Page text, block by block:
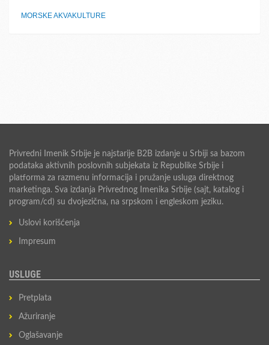
MORSKE AKVAKULTURE
Privredni Imenik Srbije je najstarije B2B izdanje u Srbiji sa bazom
podataka aktivnih poslovnih subjekata iz Republike Srbije i
platforma za razmenu informacija i pružanje usluga direktnog
marketinga. Sva izdanja Privrednog Imenika Srbije (sajt, katalog i
program/cd) su dvojezična, na srpskom i engleskom jeziku.
Uslovi korišćenja
Impresum
USLUGE
Pretplata
Ažuriranje
Oglašavanje